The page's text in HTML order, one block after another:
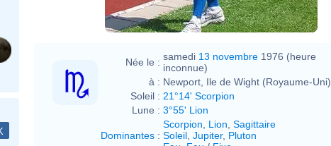
Née le : samedi 13 novembre 1976 (heure
inconnue)
à : Newport, Ile de Wight (Royaume-Uni)
Soleil : 21°14' Scorpion
Lune : 3°55' Lion
Dominantes :
Scorpion Lion Sagittaire
Soleil Jupiter, Pluton